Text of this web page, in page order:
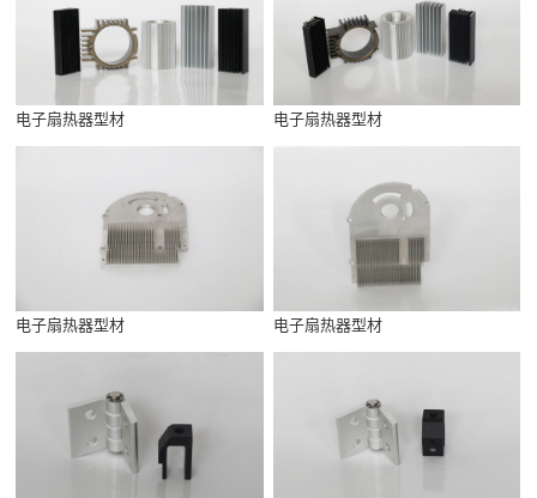
电子扇热器型材 电子扇热器型材
电子扇热器型材 电子扇热器型材